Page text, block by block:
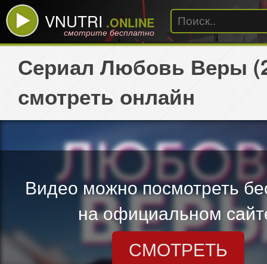
VNUTRI .ONLINE
смотрите бесплатно
Сериал Любовь Веры
смотреть онлайн
Видео можно посмотреть
на официальном
СМОТРЕТЬ